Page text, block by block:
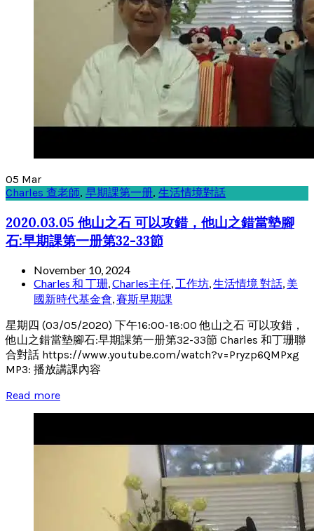
05 Mar
Charles 查老師, 早期課第一册, 生活情境對話
2020.03.05 他山之石 可以攻錯，他山之錯當墊腳
石:早期課第一册第32-33節
November 10, 2024
Charles 和 丁珊,Charles主任, 工作坊,生活情境 對話, 美
國新時代基金會,賽斯早期課
星期四 (03/05/2020) 下午16:00-18:00 他山之石 可以攻錯，
他山之錯當墊腳石:早期課第一册第32-33節 Charles 和丁珊聯
合對話 https://www.youtube.com/watch?v=Pryzp6QMPxg
MP3: 播放講課內容
Read more